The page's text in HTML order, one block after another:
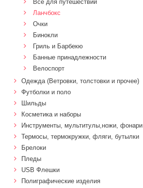
Все для путешествий
Ланчбокс
Очки
Бинокли
Гриль и Барбекю
Банные принадлежности
Велоспорт
Одежда (Ветровки, толстовки и прочее)
Футболки и поло
Шильды
Косметика и наборы
Инструменты, мультитулы,ножи, фонари
Термосы, термокружки, фляги, бутылки
Брелоки
Пледы
USB Флешки
Полиграфические изделия